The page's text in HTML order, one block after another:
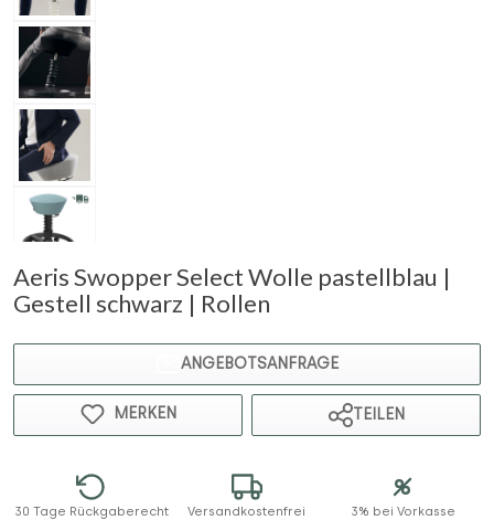
Aeris Swopper Select Wolle pastellblau |
Gestell schwarz | Rollen
ANGEBOTSANFRAGE
MERKEN TEILEN
30 Tage Rückgaberecht Versandkostenfrei 3% bei Vorkasse